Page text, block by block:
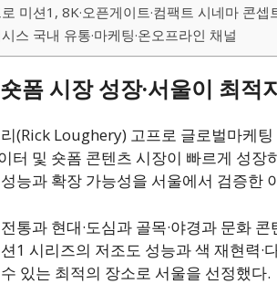
미션1, 8K·오픈게이트·컴팩트 시네마 콘셉
스 국내 유통·마케팅·온오프라인 채널
폼 시장 성장·서울이 최적
(Rick Loughery) 고프로 글로벌마케
터 및 숏폼 콘텐츠 시장이 빠르게 성장
능과 확장 가능성을 서울에서 검증한
통과 현대·도심과 골목·야경과 문화
1 시리즈의 저조도 성능과 색 재현력·
있는 최적의 장소로 서울을 선정했다.